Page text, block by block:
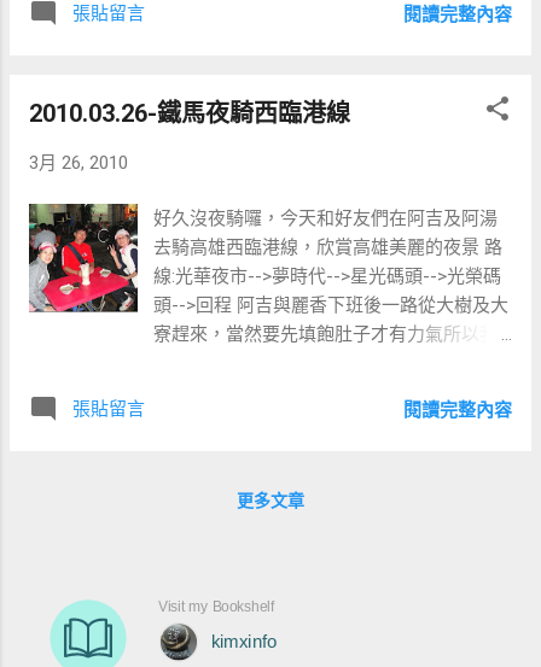
張貼留言 閱讀完整內容
2010.03.26-鐵馬夜騎西臨港線
3月 26, 2010
好久沒夜騎囉，今天和好友們在阿吉及阿湯
去騎高雄西臨港線，欣賞高雄美麗的夜景 路
線:光華夜市-->夢時代-->星光碼頭-->光榮碼
頭-->回程 阿吉與麗香下班後一路從大樹及大
寮趕來，當然要先填飽肚子才有力氣所以我
張貼留言 閱讀完整內容
更多文章